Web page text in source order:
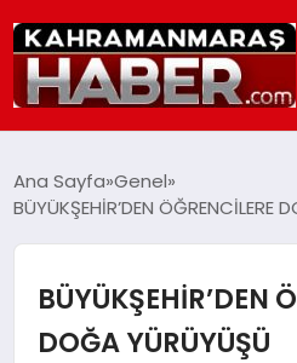
SIYASET
EĞITIM
EKONOMI
Ana Sayfa Genel
BÜYÜKŞEHİR’DEN ÖĞRENCİLERE
BÜYÜKŞEHİR’DEN
DOĞA YÜRÜYÜŞÜ